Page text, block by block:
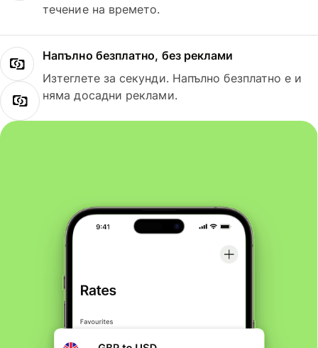
течение на времето.
Напълно безплатно, без реклами
Изтеглете за секунди. Напълно безплатно е и
няма досадни реклами.